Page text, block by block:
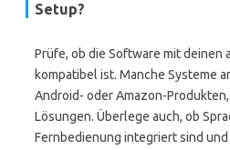
Setup?
Prüfe, ob die Software mit deinen
kompatibel ist. Manche Systeme
Android- oder Amazon-
Lösungen. Überlege auch, ob
Fernbedienung integriert sind